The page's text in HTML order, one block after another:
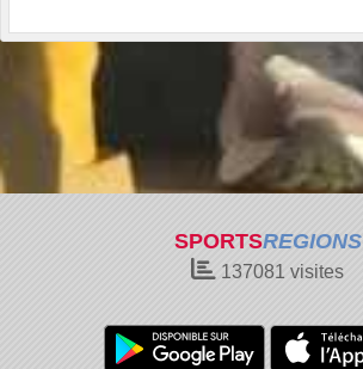
SPORTSREGIONS
137081 visites